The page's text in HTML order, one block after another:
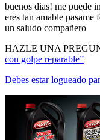
buenos dias! me puede
eres tan amable
un saludo compañero
HAZLE UNA
con golpe reparable”
Debes estar logueado